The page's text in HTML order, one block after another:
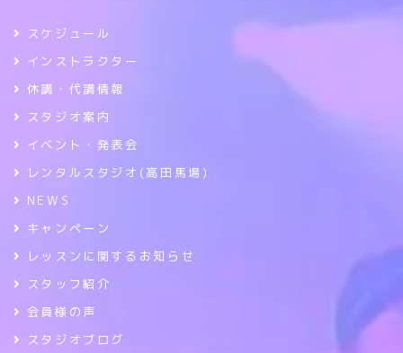
スケジュール
インストラクター
休講・代講情報
スタジオ案内
イベント・発表会
レンタルスタジオ(高田馬場)
NEWS
キャンペーン
レッスンに関するお知らせ
スタッフ紹介
会員様の声
スタジオブログ